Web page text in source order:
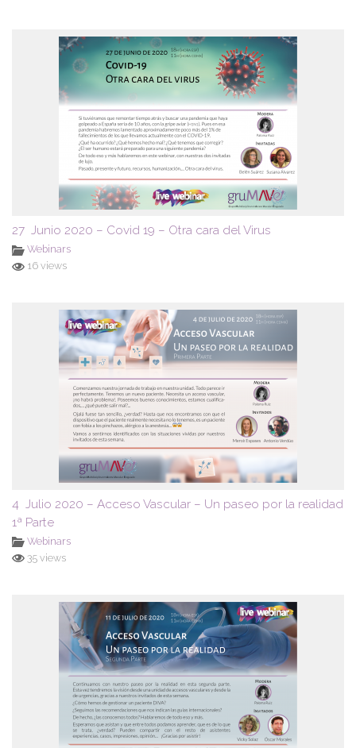
27 Junio 2020 – Covid 19 – Otra cara del Virus
Webinars
16 views
4 Julio 2020 – Acceso Vascular – Un paseo por la realidad
1ª Parte
Webinars
35 views